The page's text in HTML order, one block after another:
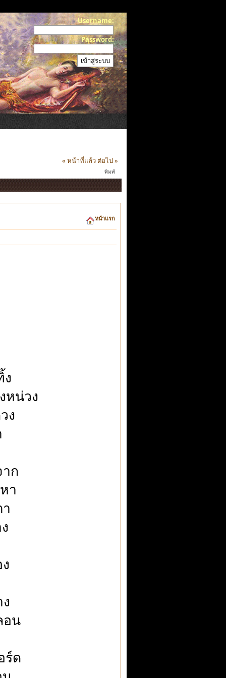
Username:
Password:
« หน้าที่แล้ว ต่อไป »
พิมพ์
หน้าแรก
ง
หน่วง
ง
ก
า
อน
ร์ด